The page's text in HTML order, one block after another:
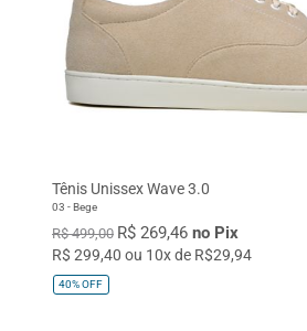
Tênis Unissex Wave 3.0
03 - Bege
R$ 499,00 R$ 269,46 no Pix
R$ 299,40 ou 10x de R$29,94
40%OFF